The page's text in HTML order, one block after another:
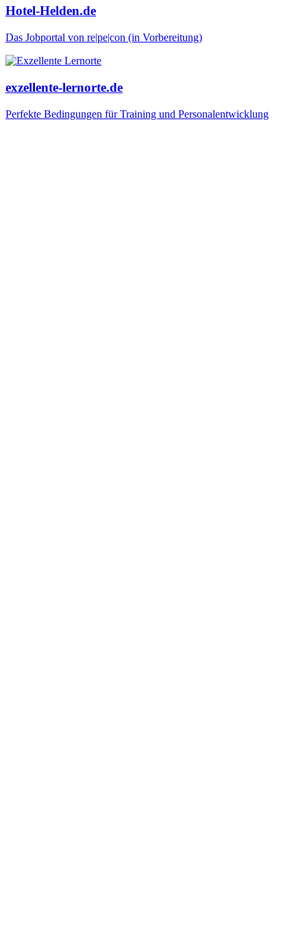
Hotel-Helden.de
Das Jobportal von re|pe|con (in Vorbereitung)
exzellente-lernorte.de
Perfekte Bedingungen für Training und Personalentwicklung